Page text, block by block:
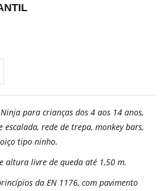
para crianças dos 4 aos 14 anos,
rede de trepa, monkey bars,
tipo ninho.
altura livre de queda até 1,50 m.
da EN 1176, com pavimento